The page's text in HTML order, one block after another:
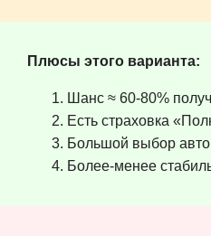
Плюсы этого варианта:
Шанс ≈ 60-80%
Есть страховка
Большой выбор
Более-менее